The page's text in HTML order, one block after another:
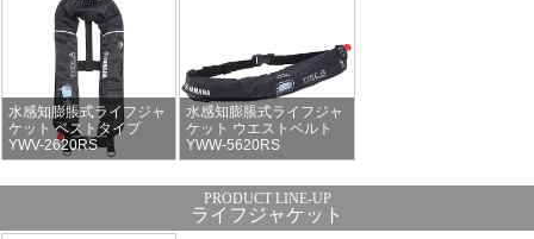
水感知膨脹式ライフジャ
ケット ベストタイプ
YWV-2620RS
水感知膨脹式ライフジャ
ケット ウエストベルト
YWW-5620RS
ライフジャケット